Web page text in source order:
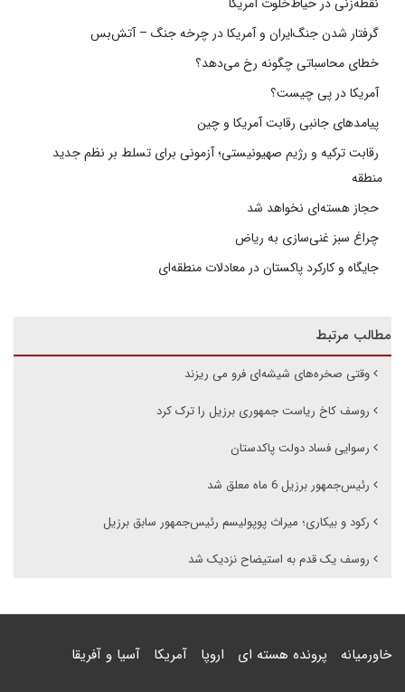
گرفتار شدن جنگ‌ایران و آمریکا در چرخه جنگ – آتش‌بس
خطای محاسباتی چگونه رخ می‌دهد؟
آمریکا در پی چیست؟
پیامدهای جانبی رقابت آمریکا و چین
رقابت ترکیه و رژیم صهیونیستی؛ آزمونی برای تسلط بر نظم جدید
منطقه
حجاز هسته‌ای نخواهد شد
چراغ سبز غنی‌سازی به ریاض
جایگاه و کارکرد پاکستان در معادلات منطقه‌ای
مطالب مرتبط
وقتی صخره‌های شیشه‌ای فرو می ریزند
روسف کاخ ریاست جمهوری برزیل را ترک کرد
رسوایی فساد دولت پاکدستان
رئیس‌جمهور برزیل 6 ماه معلق شد
رکود و بیکاری؛ میراث پوپولیسم رئیس‌جمهور سابق برزیل
روسف یک قدم به استیضاح نزدیک شد
خاورمیانه پرونده هسته ای اروپا آمریکا آسیا و آفریقا